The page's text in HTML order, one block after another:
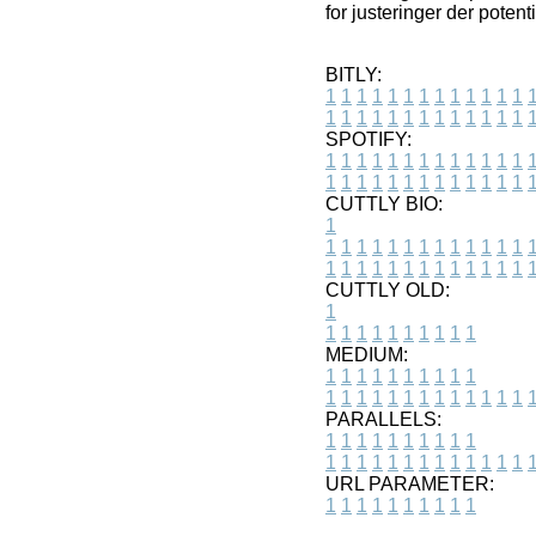
for justeringer der
BITLY:
1 1 1 1 1 1 1 1 1 1 1 1 1 1
1 1 1 1 1 1 1 1 1 1 1 1 1 1
SPOTIFY:
1 1 1 1 1 1 1 1 1 1 1 1 1 1
1 1 1 1 1 1 1 1 1 1 1 1 1 1
CUTTLY BIO:
1
1 1 1 1 1 1 1 1 1 1 1 1 1 1
1 1 1 1 1 1 1 1 1 1 1 1 1 1
CUTTLY OLD:
1
1 1 1 1 1 1 1 1 1 1
MEDIUM:
1 1 1 1 1 1 1 1 1 1
1 1 1 1 1 1 1 1 1 1 1 1 1 1
PARALLELS:
1 1 1 1 1 1 1 1 1 1
1 1 1 1 1 1 1 1 1 1 1 1 1 1
URL PARAMETER:
1 1 1 1 1 1 1 1 1 1